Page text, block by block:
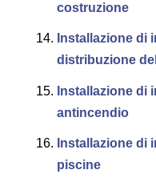
costruzione
Installazione di
distribuzione
Installazione di
antincendio
Installazione di
piscine